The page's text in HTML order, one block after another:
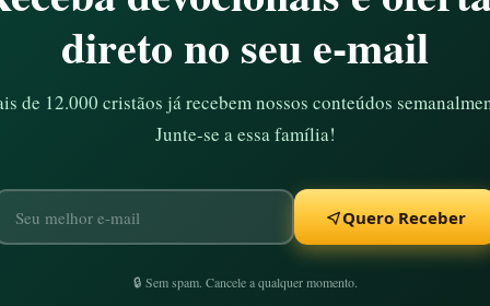
direto no seu e-mail
de 12.000 cristãos já recebem nossos conteúdos
Junte-se a essa família!
Quero Receber
🔒 Sem spam. Cancele a qualquer momento.